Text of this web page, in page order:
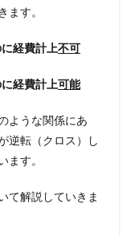
ます。
経費計上不可
経費計上可能
ような関係にあ
逆転（クロス）し
ます。
て解説していきま